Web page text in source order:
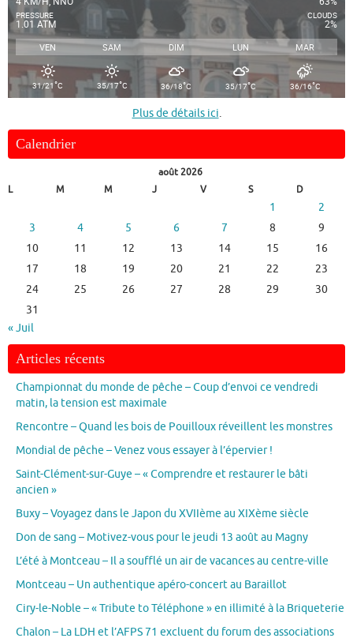
PRESSURE
1.01 ATM
CLOUDS
2%
VEN SAM DIM LUN MAR
31/21°C 35/17°C 36/18°C 35/17°C 36/16°C
Plus de détails ici.
Calendrier
août 2026
L
M M J V S D
1
2
3
4 5 6 7 8
9
10
11 12 13 14 15
16
17
18 19 20 21 22
23
24
25 26 27 28 29
30
31
« Juil
Articles récents
Championnat du monde de pêche – Coup d’envoi ce vendredi
matin, la tension est maximale
Rencontre – Quand les bois de Pouilloux réveillent les monstres
Mondial de pêche – Venez vous essayer à l’épervier !
Saint-Clément-sur-Guye – « Comprendre et restaurer le bâti
ancien »
Buxy – Voyagez dans le Japon du XVIIème au XIXème siècle
Don de sang – Motivez-vous pour le jeudi 13 août au Magny
L’été à Montceau – Il a soufflé un air de vacances au centre-ville
Montceau – Un authentique apéro-concert au Baraillot
Ciry-le-Noble – « Tribute to Téléphone » en illimité à la Briqueterie
Chalon – La LDH et l’AFPS 71 excluent du forum des associations